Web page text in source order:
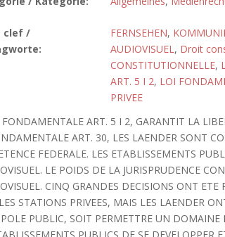
clef /
FERNSEHEN,
AUDIOVISUEL, Droit
CONSTITUTIONNELLE,
ART. 5 I 2, LOI
PRIVEE
ART. 5 I 2, GARANTIT LA
ART. 30, LES LAENDER SONT
FEDERALE. LES ETABLISSEMENTS
LE POIDS DE LA JURISPRUDENCE
CINQ GRANDES DECISIONS ONT
STATIONS PRIVEES, MAIS LES LAENDER
PUBLIC, SOIT PERMETTRE UN